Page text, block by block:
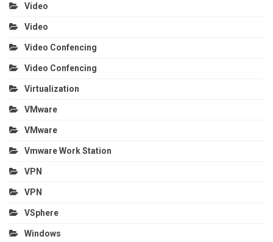
Video
Video
Video Confencing
Video Confencing
Virtualization
VMware
VMware
Vmware Work Station
VPN
VPN
VSphere
Windows